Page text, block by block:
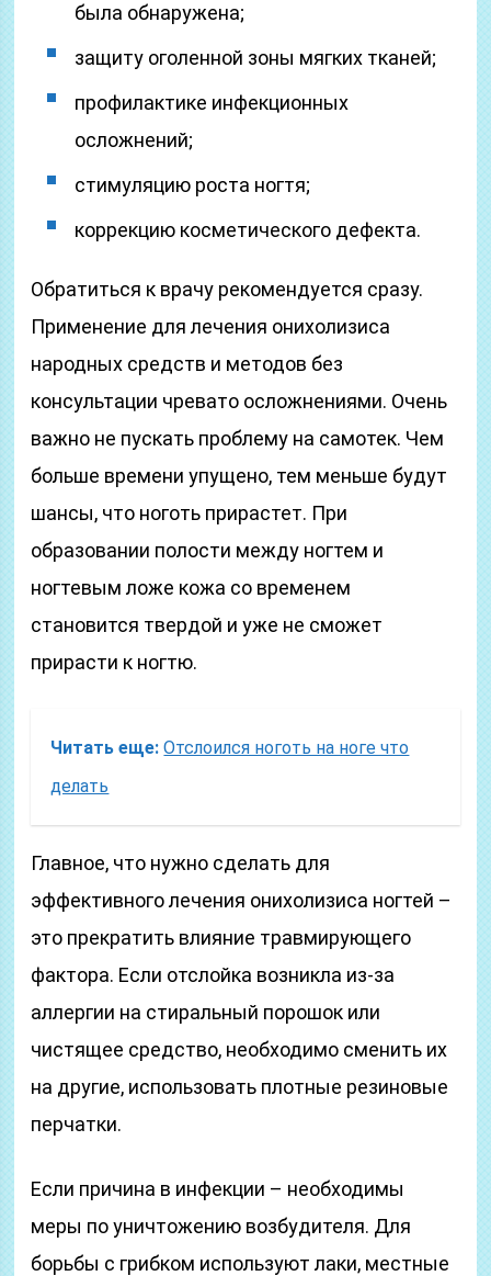
была обнаружена;
защиту оголенной зоны мягких тканей;
профилактике инфекционных
осложнений;
стимуляцию роста ногтя;
коррекцию косметического дефекта.
Обратиться к врачу рекомендуется сразу.
Применение для лечения онихолизиса
народных средств и методов без
консультации чревато осложнениями. Очень
важно не пускать проблему на самотек. Чем
больше времени упущено, тем меньше будут
шансы, что ноготь прирастет. При
образовании полости между ногтем и
ногтевым ложе кожа со временем
становится твердой и уже не сможет
прирасти к ногтю.
Читать еще: Отслоился ноготь на ноге что
делать
Главное, что нужно сделать для
эффективного лечения онихолизиса ногтей –
это прекратить влияние травмирующего
фактора. Если отслойка возникла из-за
аллергии на стиральный порошок или
чистящее средство, необходимо сменить их
на другие, использовать плотные резиновые
перчатки.
Если причина в инфекции – необходимы
меры по уничтожению возбудителя. Для
борьбы с грибком используют лаки, местные